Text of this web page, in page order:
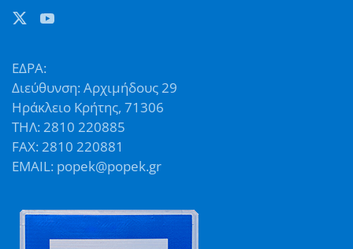
ΕΔΡΑ:
Διεύθυνση: Αρχιμήδους 29
Ηράκλειο Κρήτης, 71306
ΤΗΛ: 2810 220885
FAX: 2810 220881
EMAIL: popek@popek.gr